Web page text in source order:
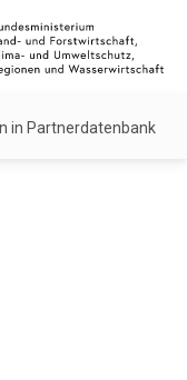
in Partnerdatenbank